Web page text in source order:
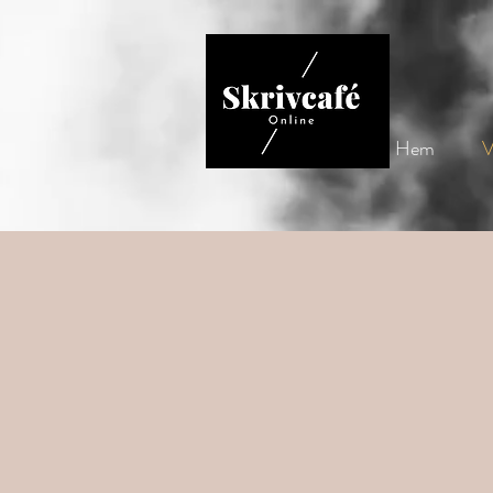
Hem